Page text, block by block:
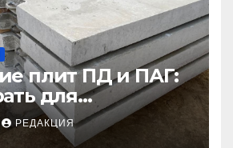
плит ПД и ПАГ:
для
и прочного
РЕДАКЦИЯ